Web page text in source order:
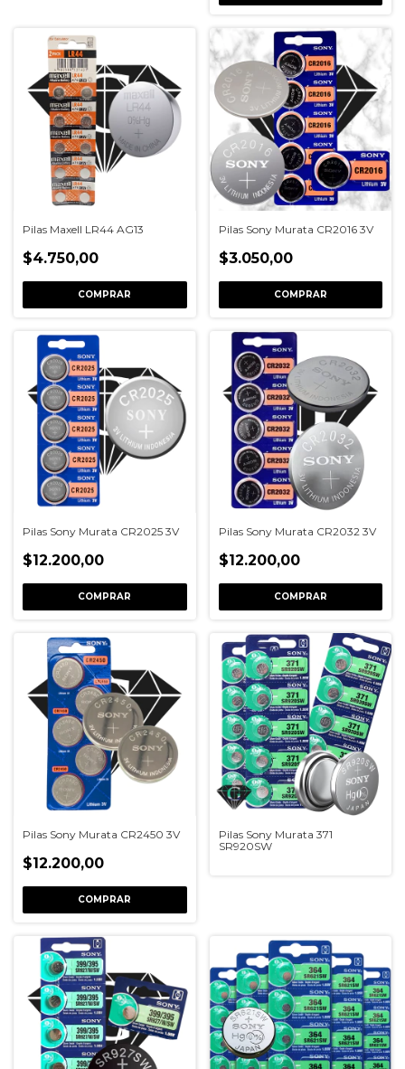
Pilas Maxell LR44 AG13
$4.750,00
COMPRAR
Pilas Sony Murata CR2016 3V
$3.050,00
COMPRAR
Pilas Sony Murata CR2025 3V
$12.200,00
COMPRAR
Pilas Sony Murata CR2032 3V
$12.200,00
COMPRAR
Pilas Sony Murata CR2450 3V
$12.200,00
COMPRAR
Pilas Sony Murata 371
SR920SW